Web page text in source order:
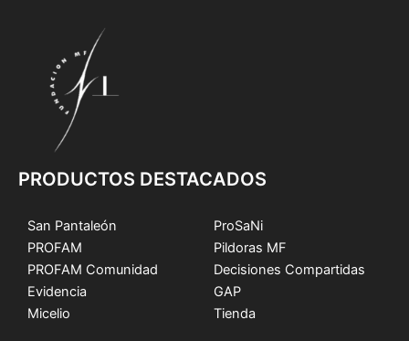
PRODUCTOS DESTACADOS
San Pantaleón
PROFAM
PROFAM Comunidad
Evidencia
Micelio
ProSaNi
Pildoras MF
Decisiones Compartidas
GAP
Tienda